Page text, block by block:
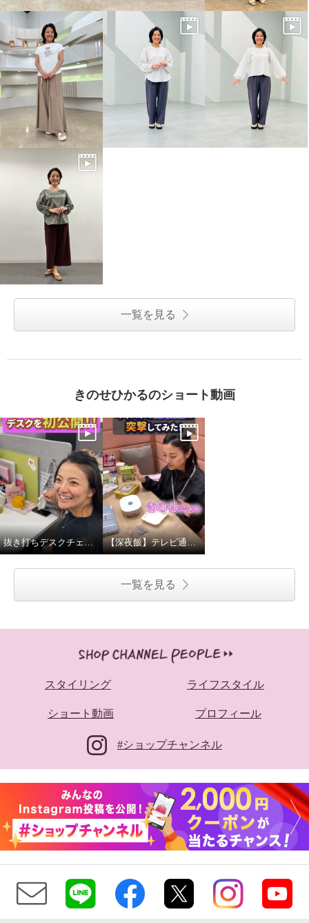
一覧を見る
きのせひかるのショート動画
【深夜飯】テレビ通販キャストの深夜飯に突撃してみた
一覧を見る
スタイリング ライフスタイル
ショート動画 プロフィール
#ショップチャンネル